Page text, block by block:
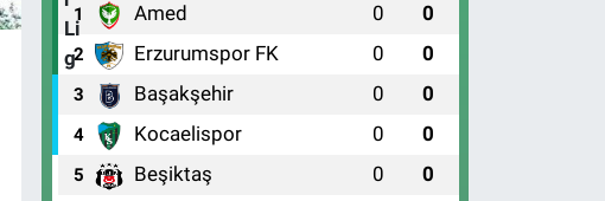
1 Amed 0 0
2 Erzurumspor FK 0 0
3 Başakşehir 0 0
4 Kocaelispor 0 0
5 Beşiktaş 0 0